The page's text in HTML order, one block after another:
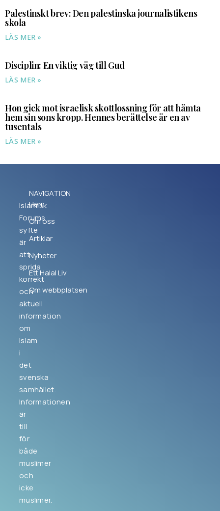
Palestinskt brev: Den palestinska journalistikens
skola
LÄS MER »
Disciplin: En viktig väg till Gud
LÄS MER »
Hon gick mot israelisk skottlossning för att hämta
hem sin sons kropp. Hennes berättelse är en av
tusentals
LÄS MER »
Islamisk
Forums
syfte
är
att
sprida
korrekt
och
aktuell
information
om
Islam
i
det
svenska
samhället.
Informationen
är
till
för
både
muslimer
och
icke
muslimer.
NAVIGATION
Hem
Om oss
Artiklar
Nyheter
Ett Halal Liv
Om webbplatsen